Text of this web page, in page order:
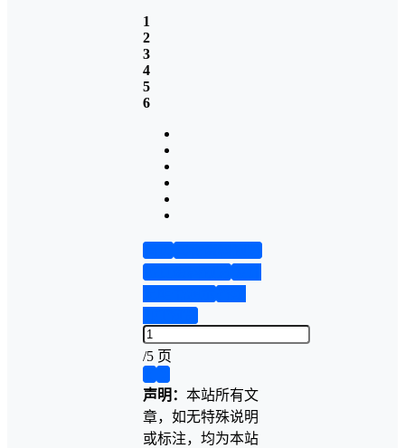
1
2
3
4
5
6
/5 页
声明： 本站所有文
章，如无特殊说明
或标注，均为本站